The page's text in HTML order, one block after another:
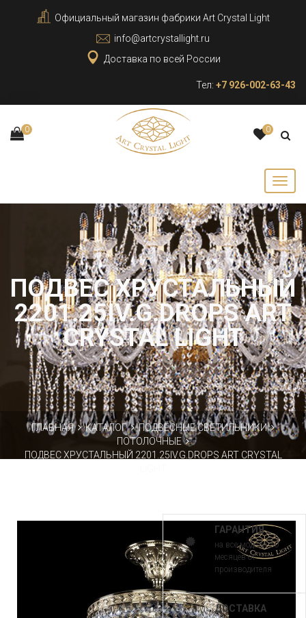
Официальный магазин фабрики Art Crystal Light
info@artcrystallight.ru
Доставка по всей России
Тел: +7 926-002-63-43
0 0
ПОДВЕС ХРУСТАЛЬНЫЙ
2201.25IV.G.DROPS ART
CRYSTAL LIGHT
ГЛАВНАЯ КАТАЛОГ
ПОДВЕСНЫЕ СВЕТИЛЬНИКИ
ПОТОЛОЧНЫЕ
ПОДВЕС ХРУСТАЛЬНЫЙ 2201.25IV.G.DROPS ART CRYSTAL
ГАРАНТИЯ
на все модели 30
месяцев от
производителя
ДОСТАВКА